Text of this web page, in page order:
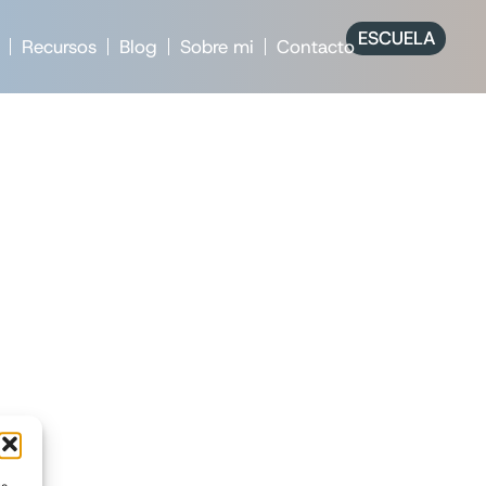
Recursos Blog Sobre mi ContactoESCUELA